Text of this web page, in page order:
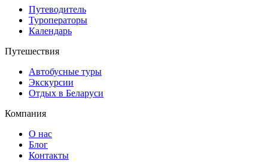
Путеводитель
Туроператоры
Календарь
Путешествия
Автобусные туры
Экскурсии
Отдых в Беларуси
Компания
О нас
Блог
Контакты